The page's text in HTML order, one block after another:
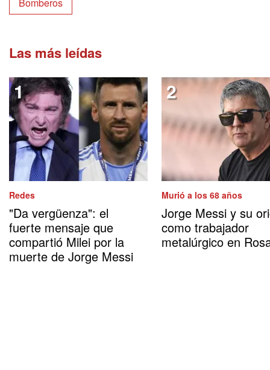
Las más leídas
Redes
"Da vergüenza": el
fuerte mensaje que
compartió Milei por la
muerte de Jorge Messi
Murió a los 68 años
Jorge Messi y su
como trabajador
metalúrgico en